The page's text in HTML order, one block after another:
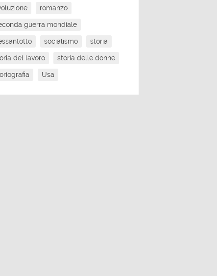
romanzo
guerra mondiale
socialismo storia
del lavoro storia delle donne
Usa